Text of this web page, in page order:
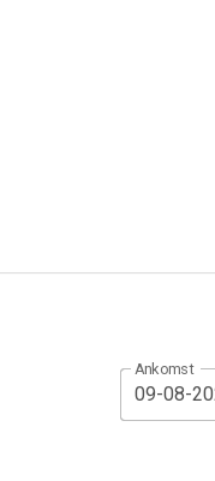
Ankomst